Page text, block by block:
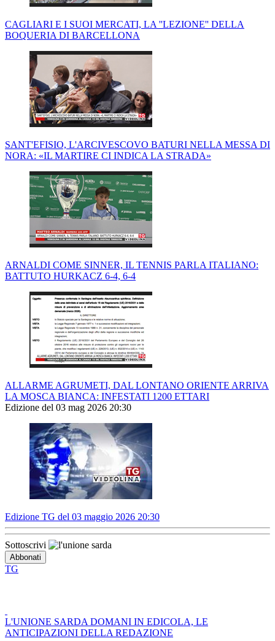
CAGLIARI E I SUOI MERCATI, LA ''LEZIONE'' DELLA
BOQUERIA DI BARCELLONA
SANT'EFISIO, L'ARCIVESCOVO BATURI NELLA MESSA DI
NORA: «IL MARTIRE CI INDICA LA STRADA»
ARNALDI COME SINNER, IL TENNIS PARLA ITALIANO:
BATTUTO HURKACZ 6-4, 6-4
ALLARME AGRUMETI, DAL LONTANO ORIENTE ARRIVA
LA MOSCA BIANCA: INFESTATI 1200 ETTARI
Edizione del 03 mag 2026 20:30
Edizione TG del 03 maggio 2026 20:30
Sottoscrivi
TG
L'UNIONE SARDA DOMANI IN EDICOLA, LE
ANTICIPAZIONI DELLA REDAZIONE